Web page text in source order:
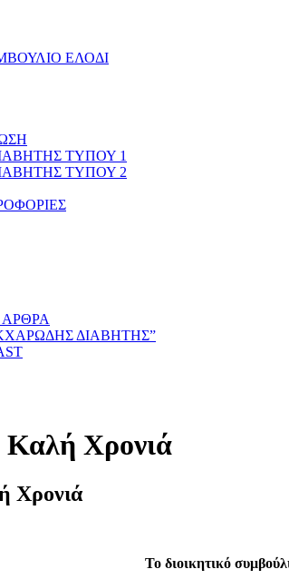
ΕΛΟΔΙ
ΤΥΠΟΥ 1
ΤΥΠΟΥ 2
ΔΙΑΒΗΤΗΣ”
Χρονιά
Χρονιά
To διοικητικό